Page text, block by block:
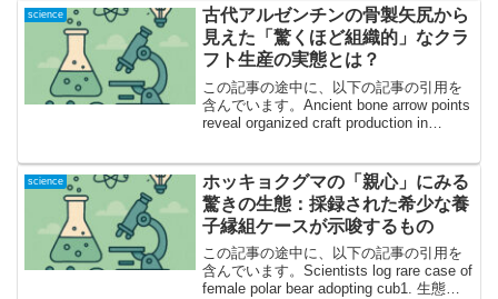
もの2025年1...
science
古代アルゼンチンの骨製矢尻から
見えた「驚くほど組織的」なクラ
フト生産の実態とは？
この記事の途中に、以下の記事の引用を
含んでいます。Ancient bone arrow points
reveal organized craft production in
science
ホッキョクグマの「親心」にみる
驚きの生態：採録された希少な養
子縁組ケースが示唆するもの
この記事の途中に、以下の記事の引用を
含んでいます。Scientists log rare case of
female polar bear adopting cub1. 生態系